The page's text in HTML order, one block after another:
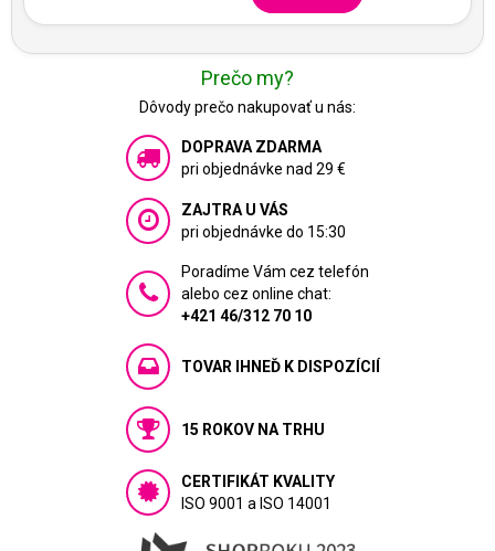
Prečo my?
Dôvody prečo nakupovať u nás:
DOPRAVA ZDARMA
pri objednávke nad 29 €
ZAJTRA U VÁS
pri objednávke do 15:30
Poradíme Vám cez telefón
alebo cez online chat:
+421 46/312 70 10
TOVAR IHNEĎ K DISPOZÍCIÍ
15 ROKOV NA TRHU
CERTIFIKÁT KVALITY
ISO 9001 a ISO 14001